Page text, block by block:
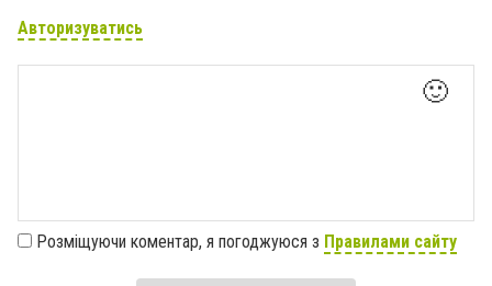
Авторизуватись
🙂
Розміщуючи коментар, я погоджуюся з Правилами сайту